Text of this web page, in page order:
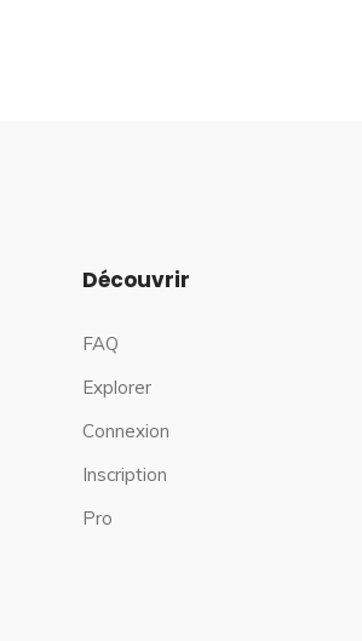
Découvrir
FAQ
Explorer
Connexion
Inscription
Pro